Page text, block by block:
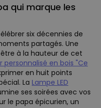
qui marque les
six décennies de
partagés. Une
à la hauteur de cet
personnalisé en bois "Ce
en huit points
La Lampe LED
ses soirées avec vos
le papa épicurien, un